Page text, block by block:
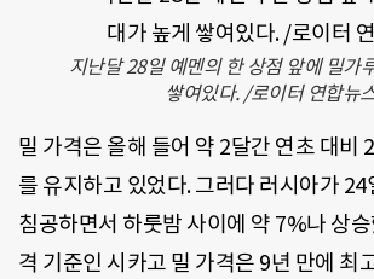
지난달 28일 예멘의 한 상점 앞에 밀가
쌓여있다. /로이터 연합뉴
밀 가격은 올해 들어 약 2달간 연초 대비
를 유지하고 있었다. 그러다 러시아가
침공하면서 하룻밤 사이에 약 7%나 상
격 기준인 시카고 밀 가격은 9년 만에 최